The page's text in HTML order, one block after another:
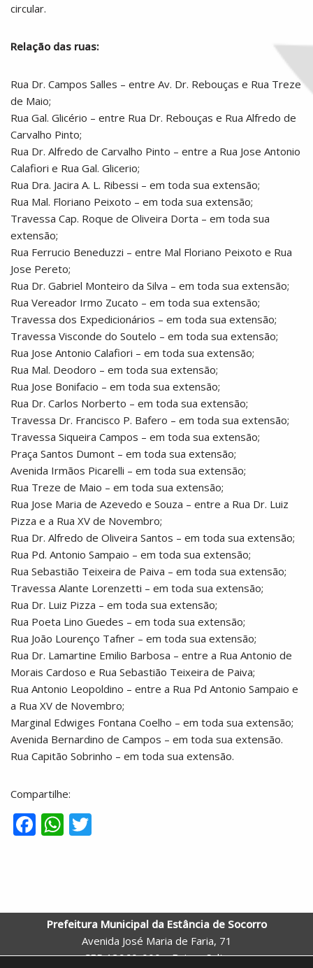
circular.
Relação das ruas:
Rua Dr. Campos Salles – entre Av. Dr. Rebouças e Rua Treze
de Maio;
Rua Gal. Glicério – entre Rua Dr. Rebouças e Rua Alfredo de
Carvalho Pinto;
Rua Dr. Alfredo de Carvalho Pinto – entre a Rua Jose Antonio
Calafiori e Rua Gal. Glicerio;
Rua Dra. Jacira A. L. Ribessi – em toda sua extensão;
Rua Mal. Floriano Peixoto – em toda sua extensão;
Travessa Cap. Roque de Oliveira Dorta – em toda sua
extensão;
Rua Ferrucio Beneduzzi – entre Mal Floriano Peixoto e Rua
Jose Pereto;
Rua Dr. Gabriel Monteiro da Silva – em toda sua extensão;
Rua Vereador Irmo Zucato – em toda sua extensão;
Travessa dos Expedicionários – em toda sua extensão;
Travessa Visconde do Soutelo – em toda sua extensão;
Rua Jose Antonio Calafiori – em toda sua extensão;
Rua Mal. Deodoro – em toda sua extensão;
Rua Jose Bonifacio – em toda sua extensão;
Rua Dr. Carlos Norberto – em toda sua extensão;
Travessa Dr. Francisco P. Bafero – em toda sua extensão;
Travessa Siqueira Campos – em toda sua extensão;
Praça Santos Dumont – em toda sua extensão;
Avenida Irmãos Picarelli – em toda sua extensão;
Rua Treze de Maio – em toda sua extensão;
Rua Jose Maria de Azevedo e Souza – entre a Rua Dr. Luiz
Pizza e a Rua XV de Novembro;
Rua Dr. Alfredo de Oliveira Santos – em toda sua extensão;
Rua Pd. Antonio Sampaio – em toda sua extensão;
Rua Sebastião Teixeira de Paiva – em toda sua extensão;
Travessa Alante Lorenzetti – em toda sua extensão;
Rua Dr. Luiz Pizza – em toda sua extensão;
Rua Poeta Lino Guedes – em toda sua extensão;
Rua João Lourenço Tafner – em toda sua extensão;
Rua Dr. Lamartine Emilio Barbosa – entre a Rua Antonio de
Morais Cardoso e Rua Sebastião Teixeira de Paiva;
Rua Antonio Leopoldino – entre a Rua Pd Antonio Sampaio e
a Rua XV de Novembro;
Marginal Edwiges Fontana Coelho – em toda sua extensão;
Avenida Bernardino de Campos – em toda sua extensão.
Rua Capitão Sobrinho – em toda sua extensão.
Compartilhe:
F
o
o
k
W
A
p
p
Prefeitura Municipal da Estância de Socorro
Avenida José Maria de Faria, 71
CEP 13960-000 – Bairro: Salto